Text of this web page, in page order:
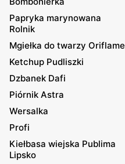
Papryka marynowana
Rolnik
Mgiełka do twarzy Oriflame
Ketchup Pudliszki
Dzbanek Dafi
Piórnik Astra
Wersalka
Profi
Kiełbasa wiejska Publima
Lipsko